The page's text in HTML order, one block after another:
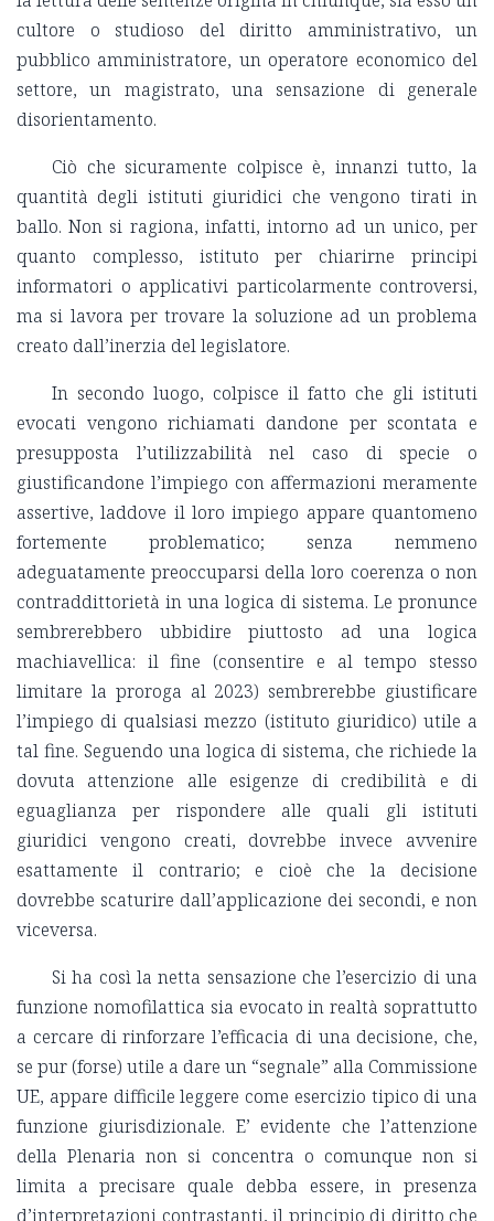
cultore o studioso del diritto amministrativo, un
pubblico amministratore, un operatore economico del
settore, un magistrato, una sensazione di generale
disorientamento.
Ciò che sicuramente colpisce è, innanzi tutto, la
quantità degli istituti giuridici che vengono tirati in
ballo. Non si ragiona, infatti, intorno ad un unico, per
quanto complesso, istituto per chiarirne principi
informatori o applicativi particolarmente controversi,
ma si lavora per trovare la soluzione ad un problema
creato dall’inerzia del legislatore.
In secondo luogo, colpisce il fatto che gli istituti
evocati vengono richiamati dandone per scontata e
presupposta l’utilizzabilità nel caso di specie o
giustificandone l’impiego con affermazioni meramente
assertive, laddove il loro impiego appare quantomeno
fortemente problematico; senza nemmeno
adeguatamente preoccuparsi della loro coerenza o non
contraddittorietà in una logica di sistema. Le pronunce
sembrerebbero ubbidire piuttosto ad una logica
machiavellica: il fine (consentire e al tempo stesso
limitare la proroga al 2023) sembrerebbe giustificare
l’impiego di qualsiasi mezzo (istituto giuridico) utile a
tal fine. Seguendo una logica di sistema, che richiede la
dovuta attenzione alle esigenze di credibilità e di
eguaglianza per rispondere alle quali gli istituti
giuridici vengono creati, dovrebbe invece avvenire
esattamente il contrario; e cioè che la decisione
dovrebbe scaturire dall’applicazione dei secondi, e non
viceversa.
Si ha così la netta sensazione che l’esercizio di una
funzione nomofilattica sia evocato in realtà soprattutto
a cercare di rinforzare l’efficacia di una decisione, che,
se pur (forse) utile a dare un “segnale” alla Commissione
UE, appare difficile leggere come esercizio tipico di una
funzione giurisdizionale. E’ evidente che l’attenzione
della Plenaria non si concentra o comunque non si
limita a precisare quale debba essere, in presenza
d’interpretazioni contrastanti, il principio di diritto che